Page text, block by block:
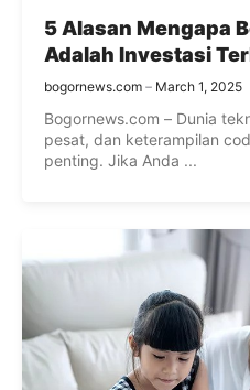
5 Alasan Mengapa
Adalah Investasi
di Dunia Teknologi
bogornews.com March 1, 2025
Bogornews.com – Dunia
pesat, dan keterampilan
penting. Jika Anda ...